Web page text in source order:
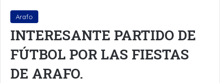
Arafo
INTERESANTE PARTIDO DE
FÚTBOL POR LAS FIESTAS
DE ARAFO.